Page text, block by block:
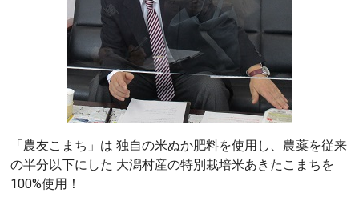
「農友こまち」は 独自の米ぬか肥料を使用し、農薬を従来
の半分以下にした 大潟村産の特別栽培米あきたこまちを
100%使用！